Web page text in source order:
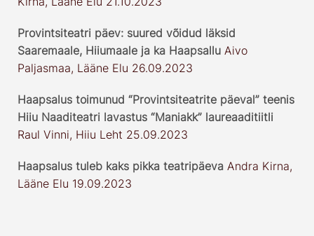
Provintsiteatri päev: suured võidud läksid
Saaremaale, Hiiumaale ja ka Haapsallu Aivo
Paljasmaa, Lääne Elu 26.09.2023
Haapsalus toimunud “Provintsiteatrite päeval” teenis
Hiiu Naaditeatri lavastus “Maniakk” laureaaditiitli
Raul Vinni, Hiiu Leht 25.09.2023
Haapsalus tuleb kaks pikka teatripäeva Andra Kirna,
Lääne Elu 19.09.2023